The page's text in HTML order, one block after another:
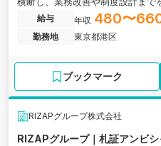
給与 年収 480〜
勤務地
東京都港区
ブックマーク
RIZAPグループ株式会社
RIZAPグループ｜札証アンビ